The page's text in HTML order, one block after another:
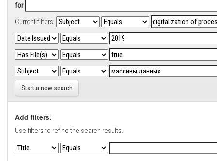
for
Current filters:
Start a new search
Add filters:
Use filters to refine the search results.